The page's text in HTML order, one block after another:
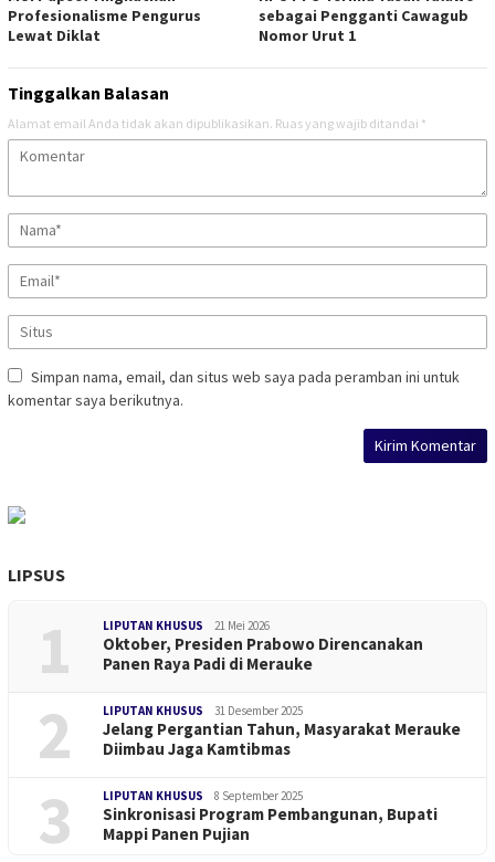
Profesionalisme Pengurus
Lewat Diklat
sebagai Pengganti Cawagub
Nomor Urut 1
Tinggalkan Balasan
Alamat email Anda tidak akan dipublikasikan. Ruas yang wajib ditandai *
Simpan nama, email, dan situs web saya pada peramban ini untuk
komentar saya berikutnya.
LIPSUS
1 LIPUTAN KHUSUS 21 Mei 2026
Oktober, Presiden Prabowo Direncanakan
Panen Raya Padi di Merauke
2 LIPUTAN KHUSUS 31 Desember 2025
Jelang Pergantian Tahun, Masyarakat Merauke
Diimbau Jaga Kamtibmas
3 LIPUTAN KHUSUS 8 September 2025
Sinkronisasi Program Pembangunan, Bupati
Mappi Panen Pujian